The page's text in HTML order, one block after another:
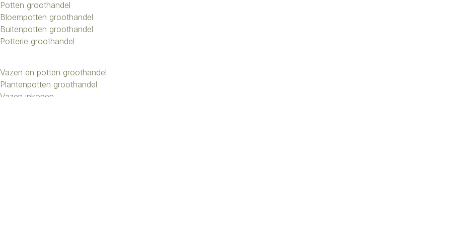
Potten groothandel
Bloempotten groothandel
Buitenpotten groothandel
Potterie groothandel
Vazen en potten groothandel
Plantenpotten groothandel
Vazen inkopen